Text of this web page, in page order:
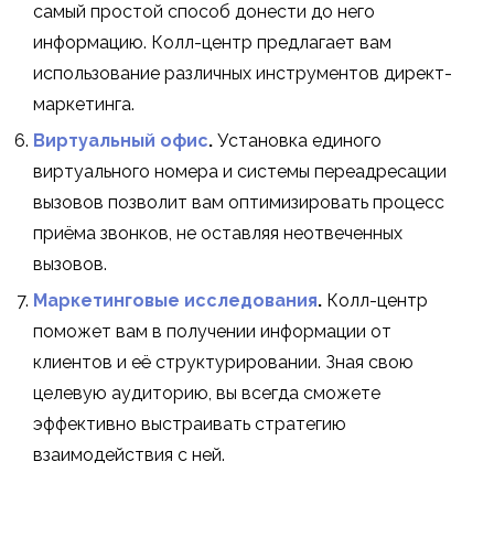
самый простой способ донести до него
информацию. Колл-центр предлагает вам
использование различных инструментов директ-
маркетинга.
Виртуальный офис. Установка единого
виртуального номера и системы переадресации
вызовов позволит вам оптимизировать процесс
приёма звонков, не оставляя неотвеченных
вызовов.
Маркетинговые исследования. Колл-центр
поможет вам в получении информации от
клиентов и её структурировании. Зная свою
целевую аудиторию, вы всегда сможете
эффективно выстраивать стратегию
взаимодействия с ней.